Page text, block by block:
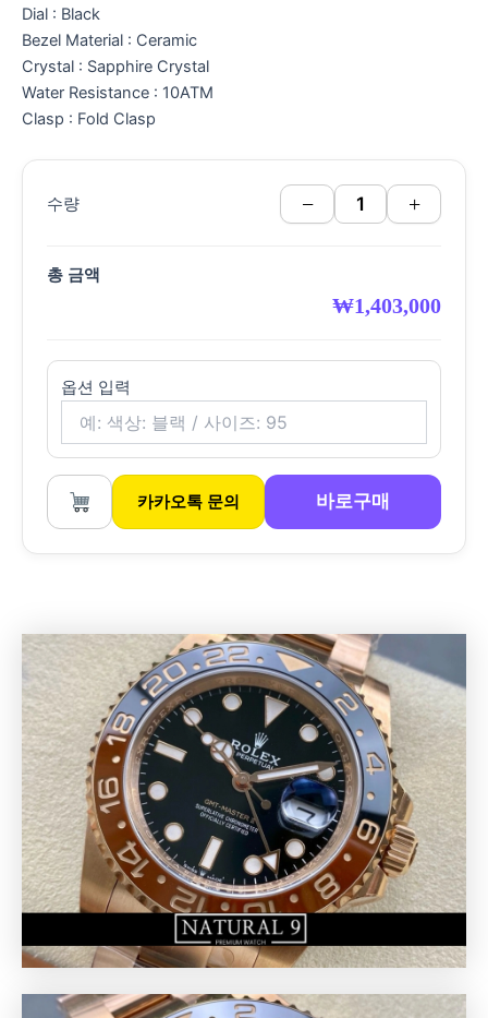
Dial : Black
Bezel Material : Ceramic
Crystal : Sapphire Crystal
Water Resistance : 10ATM
Clasp : Fold Clasp
수량 − +
총 금액
₩1,403,000
옵션 입력
카카오톡 문의 바로구매